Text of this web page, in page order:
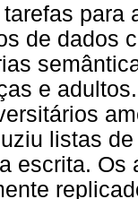
para
de dados
e
listas
escrita.